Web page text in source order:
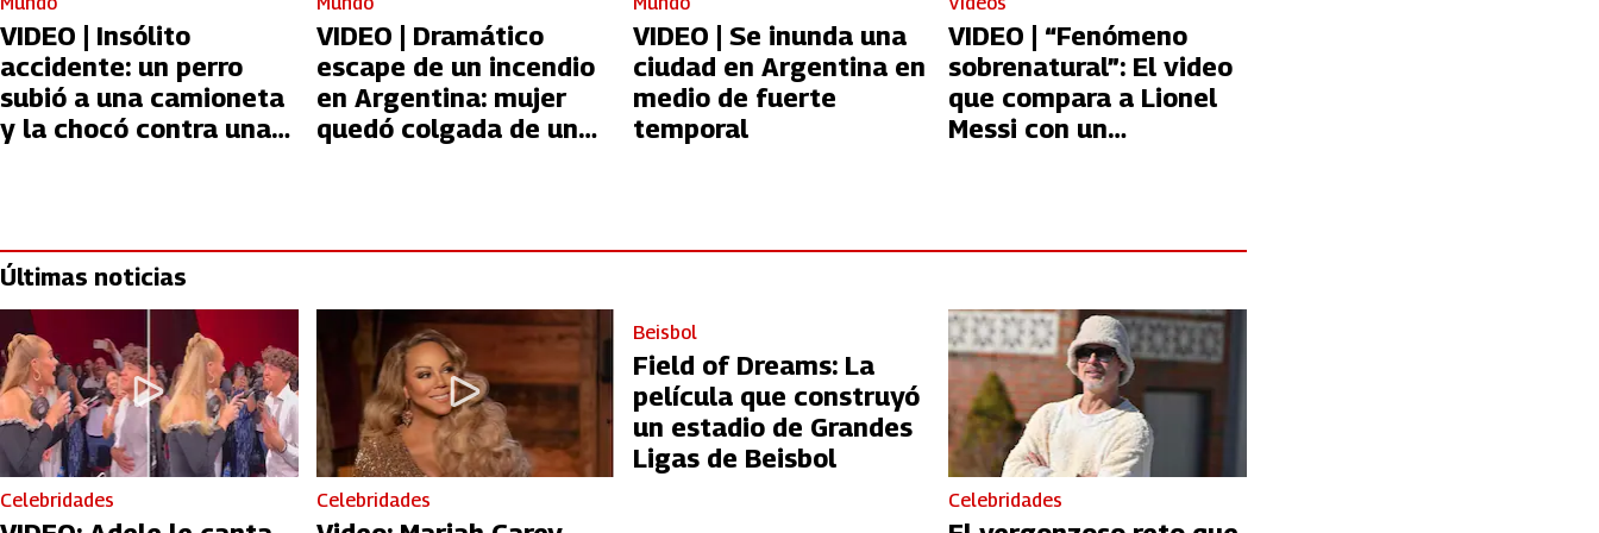
VIDEO | Insólito
accidente: un perro
subió a una camioneta
y la chocó contra una
VIDEO | Dramático
escape de un incendio
en Argentina: mujer
quedó colgada de un
VIDEO | Se inunda una
ciudad en Argentina en
medio de fuerte
temporal
VIDEO | “Fenómeno
sobrenatural”: El video
que compara a Lionel
Messi con un
Últimas noticias
Celebridades Celebridades
Beisbol
Field of Dreams: La
película que construyó
un estadio de Grandes
Ligas de Beisbol
Celebridades